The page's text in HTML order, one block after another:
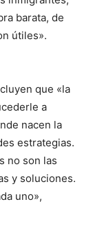
barata, de
útiles».
que «la
a
nacen la
estrategias.
no son las
y soluciones.
uno»,